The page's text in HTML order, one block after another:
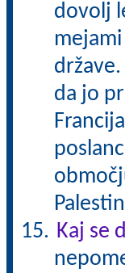
dovolj
da jo
Kaj se